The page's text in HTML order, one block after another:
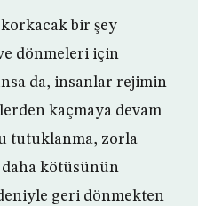
bir şey
dönmeleri için
da, insanlar rejimin
kaçmaya devam
tutuklanma, zorla
daha kötüsünün
geri dönmekten